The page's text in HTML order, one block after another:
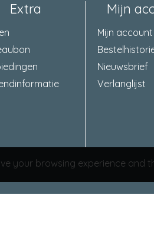
1+3/
Dagschootuitslag 11 mm
Omschrijving
Extra Mijn
Mijn account
Nieuwsbrief
Verlanglijst
your browsing experience and